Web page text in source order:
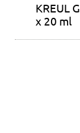
KREUL
x 20 ml